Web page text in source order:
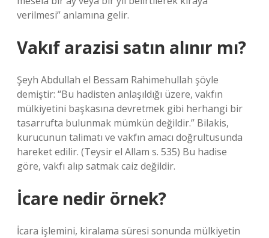
verilmesi” anlamına gelir.
Vakıf arazisi satın alınır mı?
Şeyh Abdullah el Bessam Rahimehullah şöyle
demiştir: “Bu hadisten anlaşıldığı üzere, vakfın
mülkiyetini başkasına devretmek gibi herhangi bir
tasarrufta bulunmak mümkün değildir.” Bilakis,
kurucunun talimatı ve vakfın amacı doğrultusunda
hareket edilir. (Teysir el Allam s. 535) Bu hadise
göre, vakfı alıp satmak caiz değildir.
İcare nedir örnek?
İcara işlemini, kiralama süresi sonunda mülkiyetin